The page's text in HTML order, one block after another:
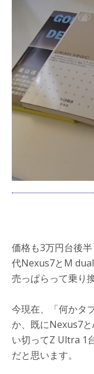
価格も3万円台後
代Nexus7とM
売っぱらって乗り
今現在、「何かタ
か、既にNexus7
い切ってZ Ultra 1
だと思います。